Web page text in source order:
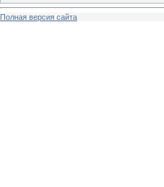
Полная версия сайта